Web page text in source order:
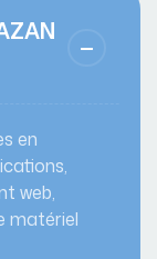
en
web,
matériel